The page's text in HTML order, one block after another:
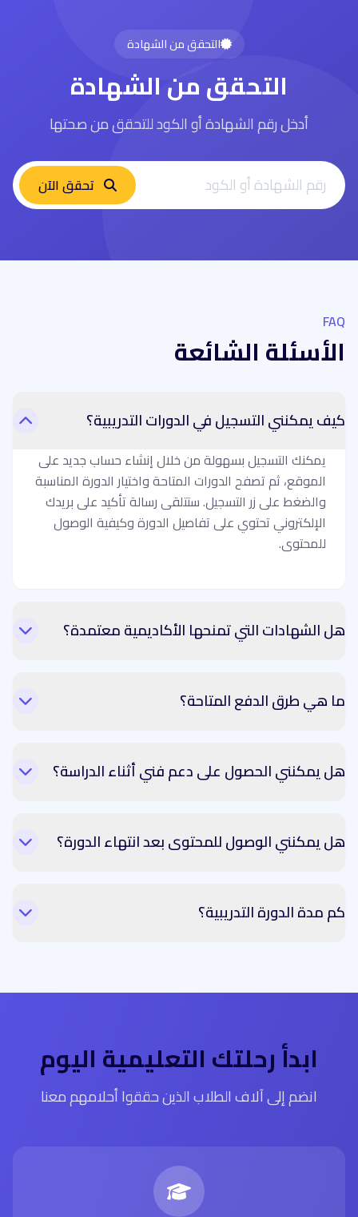
التحقق من الشهادة
التحقق من الشهادة
أدخل رقم الشهادة أو الكود للتحقق من صحتها
FAQ
الأسئلة الشائعة
كيف يمكنني التسجيل في الدورات التدريبية؟
يمكنك التسجيل بسهولة من خلال إنشاء حساب جديد على
الموقع، ثم تصفح الدورات المتاحة واختيار الدورة المناسبة
والضغط على زر التسجيل. ستتلقى رسالة تأكيد على بريدك
الإلكتروني تحتوي على تفاصيل الدورة وكيفية الوصول
للمحتوى.
هل الشهادات التي تمنحها الأكاديمية معتمدة؟
ما هي طرق الدفع المتاحة؟
هل يمكنني الحصول على دعم فني أثناء الدراسة؟
هل يمكنني الوصول للمحتوى بعد انتهاء الدورة؟
كم مدة الدورة التدريبية؟
ابدأ رحلتك التعليمية اليوم
انضم إلى آلاف الطلاب الذين حققوا أحلامهم معنا